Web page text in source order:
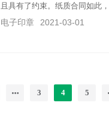
且具有了约束。纸质合同如此
的物理形式的印章显然无法以
盖章呢?
电子印章 2021-03-01
3 4 5